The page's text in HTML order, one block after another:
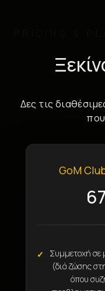
Δες τις
GoM
Συμμετοχή σε
(διά ζώσης
όπου